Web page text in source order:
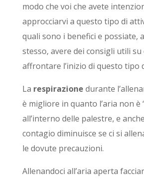
modo che voi che avete
approcciarvi a questo tipo di
quali sono i benefici e possiate,
stesso, avere dei consigli utili su
affrontare l’inizio di questo tipo
La respirazione durante
è migliore in quanto l’aria non è
all’interno delle palestre, e
contagio diminuisce se ci si
le dovute precauzioni.
Allenandoci all’aria aperta